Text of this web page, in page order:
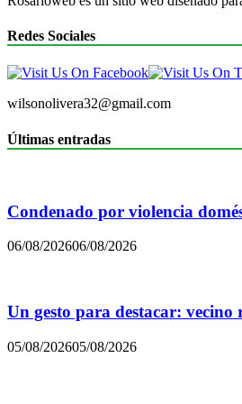
Redes Sociales
wilsonolivera32@gmail.com
Últimas entradas
Condenado por violencia
06/08/202606/08/2026
Un gesto para destacar:
05/08/202605/08/2026